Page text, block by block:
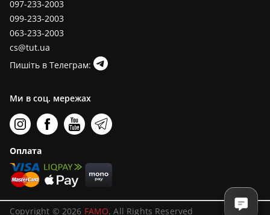
097-233-2003
099-233-2003
063-233-2003
cs@tut.ua
Пишіть в Телеграм:
Ми в соц. мережах
Оплата
Copyright © 2026 FAMO. All Rights Reserved